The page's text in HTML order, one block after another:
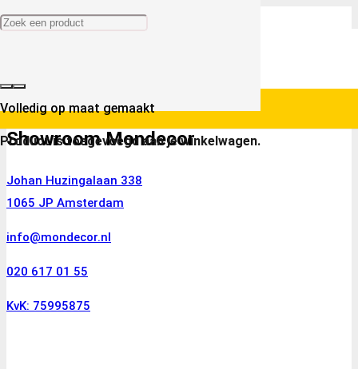
Productis toegevoegd aan je winkelwagen.
Volledig op maat gemaakt
Showroom Mondecor
Johan Huzingalaan 338
1065 JP Amsterdam
info@mondecor.nl
020 617 01 55
KvK: 75995875